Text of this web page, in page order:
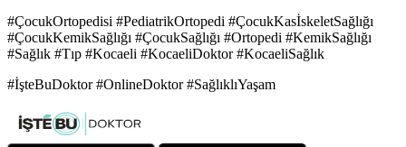
#ÇocukOrtopedisi #PediatrikOrtopedi #ÇocukKasİskeletSağlığı
#ÇocukKemikSağlığı #ÇocukSağlığı #Ortopedi #KemikSağlığı
#Sağlık #Tıp #Kocaeli #KocaeliDoktor #KocaeliSağlık
#İşteBuDoktor #OnlineDoktor #SağlıklıYaşam